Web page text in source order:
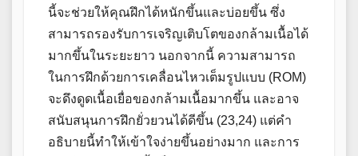
นี้จะช่วยให้คุณฝึกได้หนักขึ้นและบ่อยขึ้น ซึ่ง
สามารถรองรับการเจริญเติบโตของกล้ามเนื้อได้
มากขึ้นในระยะยาว นอกจากนี้ ความสามารถ
ในการฝึกด้วยการเคลื่อนไหวเต็มรูปแบบ (ROM)
จะดึงดูดเนื้อเยื่อของกล้ามเนื้อมากขึ้น และอาจ
สนับสนุนการฝึกยั่วยวนได้ดีขึ้น (23,24) แต่คำ
อธิบายนี้ทำให้เข้าใจง่ายขึ้นอย่างมาก และการ